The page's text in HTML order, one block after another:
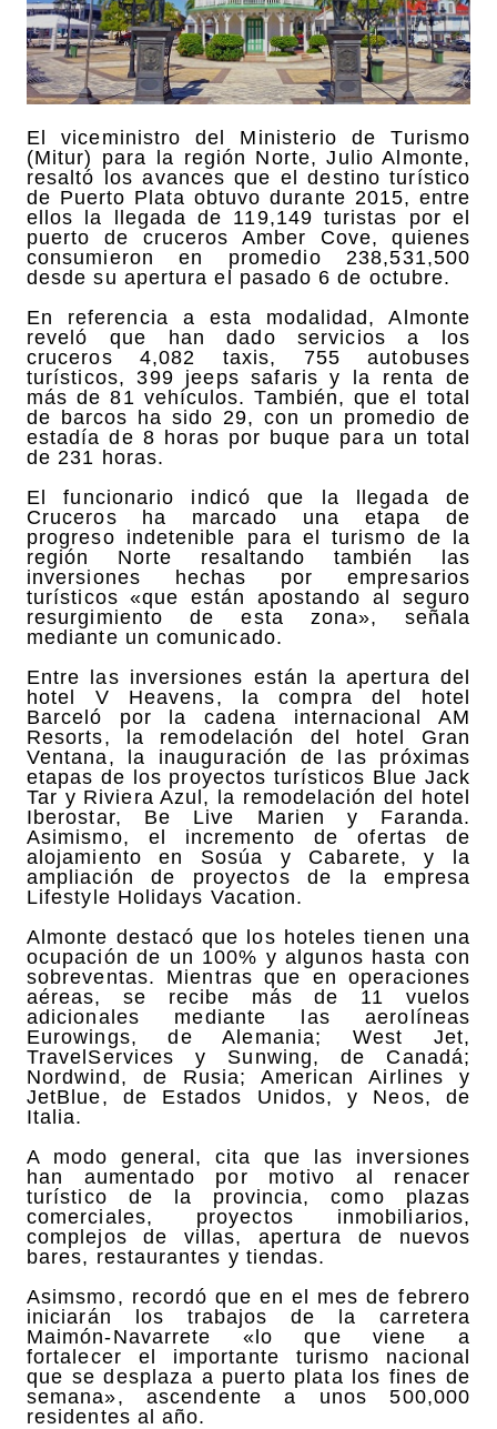
El viceministro del Ministerio de Turismo
(Mitur) para la región Norte, Julio Almonte,
resaltó los avances que el destino turístico
de Puerto Plata obtuvo durante 2015, entre
ellos la llegada de 119,149 turistas por el
puerto de cruceros Amber Cove, quienes
consumieron en promedio 238,531,500
desde su apertura el pasado 6 de octubre.
En referencia a esta modalidad, Almonte
reveló que han dado servicios a los
cruceros 4,082 taxis, 755 autobuses
turísticos, 399 jeeps safaris y la renta de
más de 81 vehículos. También, que el total
de barcos ha sido 29, con un promedio de
estadía de 8 horas por buque para un total
de 231 horas.
El funcionario indicó que la llegada de
Cruceros ha marcado una etapa de
progreso indetenible para el turismo de la
región Norte resaltando también las
inversiones hechas por empresarios
turísticos «que están apostando al seguro
resurgimiento de esta zona», señala
mediante un comunicado.
Entre las inversiones están la apertura del
hotel V Heavens, la compra del hotel
Barceló por la cadena internacional AM
Resorts, la remodelación del hotel Gran
Ventana, la inauguración de las próximas
etapas de los proyectos turísticos Blue Jack
Tar y Riviera Azul, la remodelación del hotel
Iberostar, Be Live Marien y Faranda.
Asimismo, el incremento de ofertas de
alojamiento en Sosúa y Cabarete, y la
ampliación de proyectos de la empresa
Lifestyle Holidays Vacation.
Almonte destacó que los hoteles tienen una
ocupación de un 100% y algunos hasta con
sobreventas. Mientras que en operaciones
aéreas, se recibe más de 11 vuelos
adicionales mediante las aerolíneas
Eurowings, de Alemania; West Jet,
TravelServices y Sunwing, de Canadá;
Nordwind, de Rusia; American Airlines y
JetBlue, de Estados Unidos, y Neos, de
Italia.
A modo general, cita que las inversiones
han aumentado por motivo al renacer
turístico de la provincia, como plazas
comerciales, proyectos inmobiliarios,
complejos de villas, apertura de nuevos
bares, restaurantes y tiendas.
Asimsmo, recordó que en el mes de febrero
iniciarán los trabajos de la carretera
Maimón-Navarrete «lo que viene a
fortalecer el importante turismo nacional
que se desplaza a puerto plata los fines de
semana», ascendente a unos 500,000
residentes al año.